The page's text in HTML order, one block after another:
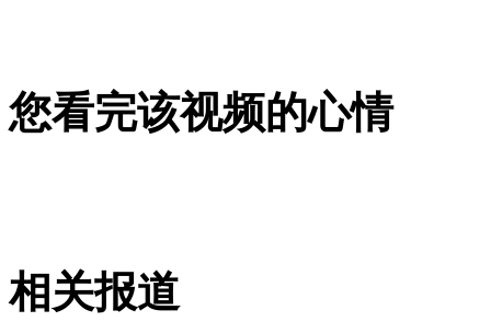
夫妇违章行驶怕受罚 丢下小孩不管
您看完该视频的心情
相关报道